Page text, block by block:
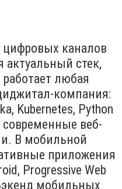
цифровых каналов
актуальный стек,
любая
компания:
Kubernetes, Python
современные веб-
В мобильной
приложения
Progressive Web
мобильных